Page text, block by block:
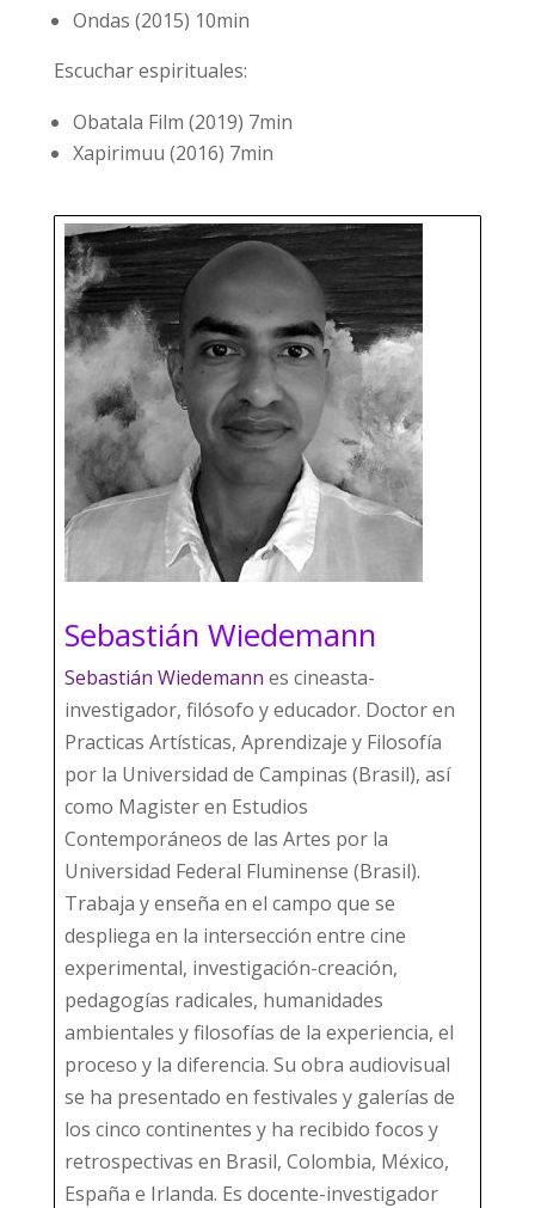
Ondas (2015) 10min
Escuchar espirituales:
Obatala Film (2019) 7min
Xapirimuu (2016) 7min
Sebastián Wiedemann
Sebastián Wiedemann es cineasta-
investigador, filósofo y educador. Doctor en
Practicas Artísticas, Aprendizaje y Filosofía
por la Universidad de Campinas (Brasil), así
como Magister en Estudios
Contemporáneos de las Artes por la
Universidad Federal Fluminense (Brasil).
Trabaja y enseña en el campo que se
despliega en la intersección entre cine
experimental, investigación-creación,
pedagogías radicales, humanidades
ambientales y filosofías de la experiencia, el
proceso y la diferencia. Su obra audiovisual
se ha presentado en festivales y galerías de
los cinco continentes y ha recibido focos y
retrospectivas en Brasil, Colombia, México,
España e Irlanda. Es docente-investigador